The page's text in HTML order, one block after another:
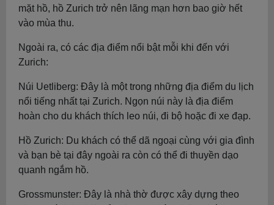
mặt hồ, hồ Zurich trở nên lãng mạn hơn bao giờ hết
vào mùa thu.
Ngoài ra, có các địa điểm nổi bật mỗi khi đến với
Zurich:
Núi Uetliberg: Đây là một trong những địa điểm du lịch
nổi tiếng nhất tại Zurich. Ngọn núi này là địa điểm
hoàn cho du khách thích leo núi, đi bộ hoặc đi xe đạp.
Hồ Zurich: Du khách có thể dã ngoại cùng với gia đình
và bạn bè tại đây ngoài ra còn có thể đi thuyền dạo
quanh ngắm hồ.
Grossmunster: Đây là nhà thờ được xây dựng theo